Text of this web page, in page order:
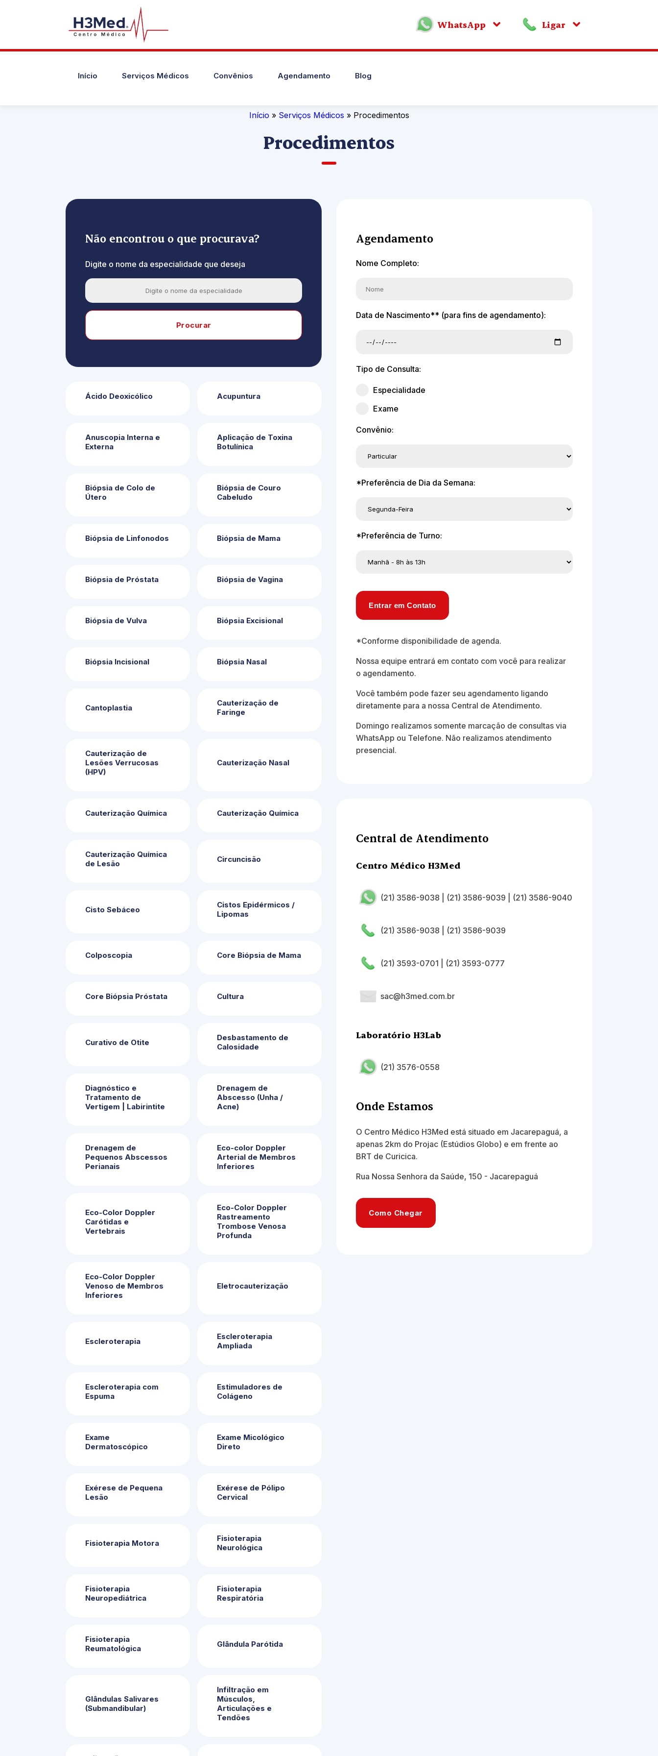
WhatsApp Ligar
Início Serviços Médicos Convênios Agendamento Blog
Início » Serviços Médicos » Procedimentos
Procedimentos
Não encontrou o que procurava?
Digite o nome da especialidade que deseja
Ácido Deoxicólico Acupuntura
Anuscopia Interna e
Externa
Aplicação de Toxina
Botulínica
Biópsia de Colo de
Útero
Biópsia de Couro
Cabeludo
Biópsia de Linfonodos Biópsia de Mama
Biópsia de Próstata Biópsia de Vagina
Biópsia de Vulva Biópsia Excisional
Biópsia Incisional Biópsia Nasal
Cantoplastia
Cauterização de
Faringe
Cauterização de
Lesões Verrucosas
(HPV)
Cauterização Nasal
Cauterização Química Cauterização Química
Cauterização Química
de Lesão
Circuncisão
Cisto Sebáceo
Cistos Epidérmicos /
Lipomas
Colposcopia Core Biópsia de Mama
Core Biópsia Próstata Cultura
Curativo de Otite
Desbastamento de
Calosidade
Diagnóstico e
Tratamento de
Vertigem | Labirintite
Drenagem de
Abscesso (Unha /
Acne)
Drenagem de
Pequenos Abscessos
Perianais
Eco-color Doppler
Arterial de Membros
Inferiores
Eco-Color Doppler
Carótidas e
Vertebrais
Eco-Color Doppler
Rastreamento
Trombose Venosa
Profunda
Eco-Color Doppler
Venoso de Membros
Inferiores
Eletrocauterização
Escleroterapia
Escleroterapia
Ampliada
Escleroterapia com
Espuma
Estimuladores de
Colágeno
Exame
Dermatoscópico
Exame Micológico
Direto
Exérese de Pequena
Lesão
Exérese de Pólipo
Cervical
Fisioterapia Motora
Fisioterapia
Neurológica
Fisioterapia
Neuropediátrica
Fisioterapia
Respiratória
Fisioterapia
Reumatológica
Glândula Parótida
Glândulas Salivares
(Submandibular)
Infiltração em
Músculos,
Articulações e
Tendões
Agendamento
Nome Completo:
Data de Nascimento** (para fins de agendamento):
Tipo de Consulta:
Especialidade
Exame
Convênio:
*Preferência de Dia da Semana:
*Preferência de Turno:
Entrar em Contato
*Conforme disponibilidade de agenda.
Nossa equipe entrará em contato com você para realizar
o agendamento.
Você também pode fazer seu agendamento ligando
diretamente para a nossa Central de Atendimento.
Domingo realizamos somente marcação de consultas via
WhatsApp ou Telefone. Não realizamos atendimento
presencial.
Central de Atendimento
Centro Médico H3Med
(21) 3586-9038 (21) 3586-9039 (21) 3586-9040
(21) 3586-9038 (21) 3586-9039
(21) 3593-0701 (21) 3593-0777
sac@h3med.com.br
Laboratório H3Lab
(21) 3576-0558
Onde Estamos
O Centro Médico H3Med está situado em Jacarepaguá, a
apenas 2km do Projac (Estúdios Globo) e em frente ao
BRT de Curicica.
Rua Nossa Senhora da Saúde, 150 - Jacarepaguá
Como Chegar